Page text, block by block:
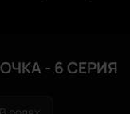
- 6 СЕРИЯ